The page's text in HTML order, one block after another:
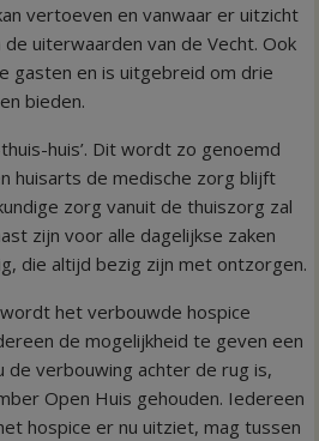
vertoeven en vanwaar er uitzicht
uiterwaarden van de Vecht. Ook
gasten en is uitgebreid om drie
bieden.
huis’. Dit wordt zo genoemd
huisarts de medische zorg blijft
zorg vanuit de thuiszorg zal
zijn voor alle dagelijkse zaken
die altijd bezig zijn met ontzorgen.
het verbouwde hospice
de mogelijkheid te geven een
de verbouwing achter de rug is,
Open Huis gehouden. Iedereen
hospice er nu uitziet, mag tussen